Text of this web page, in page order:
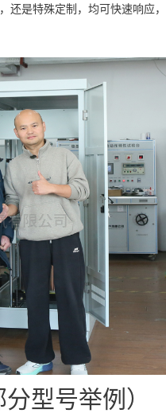
还是特殊定制，均可快速响应，
型号举例）